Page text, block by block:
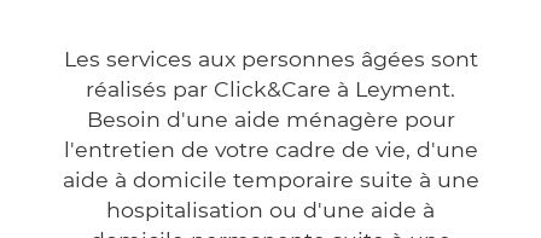
Les services aux personnes âgées sont
réalisés par Click&Care à Leyment.
Besoin d'une aide ménagère pour
l'entretien de votre cadre de vie, d'une
aide à domicile temporaire suite à une
hospitalisation ou d'une aide à